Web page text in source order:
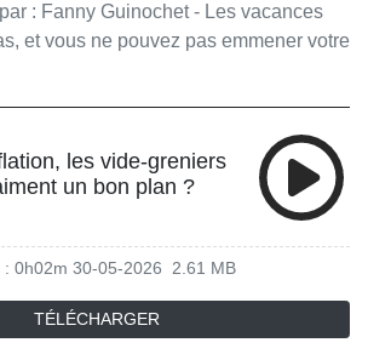
et vous ne pouvez pas emmener votre
les vide-greniers
un bon plan ?
: 0h02m 30-05-2026 2.61 MB
TÉLÉCHARGER